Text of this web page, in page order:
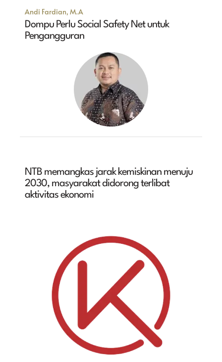
Andi Fardian, M.A
Dompu Perlu Social Safety Net untuk
Pengangguran
NTB memangkas jarak kemiskinan menuju
2030, masyarakat didorong terlibat
aktivitas ekonomi